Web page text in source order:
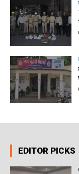
EDITOR PICKS